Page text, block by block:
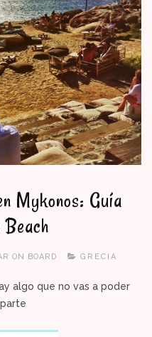
Mykonos: Guía
ON BOARD GRECIA
algo que no vas a poder